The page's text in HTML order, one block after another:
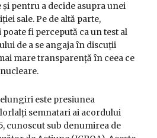
pentru a decide asupra unei
sale. Pe de altă parte,
fi percepută ca un test al
de a se angaja în discuții
mare transparență în ceea ce
este presiunea
semnatari ai acordului
cunoscut sub denumirea de